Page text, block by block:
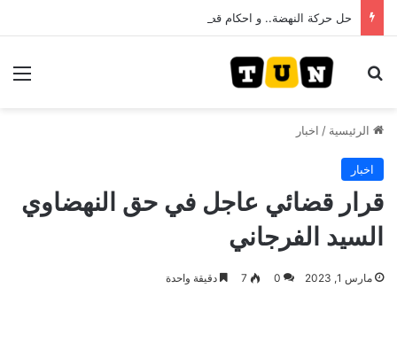
بحث عن
الرئيسية / اخبار
اخبار
قرار قضائي عاجل في حق النهضاوي
السيد الفرجاني
مارس 1, 2023 0
7 دقيقة واحدة